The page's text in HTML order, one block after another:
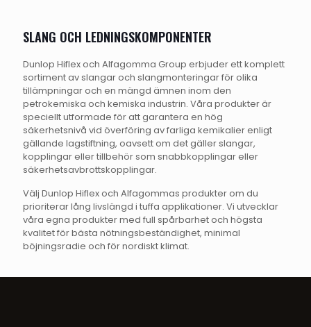
SLANG OCH LEDNINGSKOMPONENTER
Dunlop Hiflex och Alfagomma Group erbjuder ett komplett
sortiment av slangar och slangmonteringar för olika
tillämpningar och en mängd ämnen inom den
petrokemiska och kemiska industrin. Våra produkter är
speciellt utformade för att garantera en hög
säkerhetsnivå vid överföring av farliga kemikalier enligt
gällande lagstiftning, oavsett om det gäller slangar,
kopplingar eller tillbehör som snabbkopplingar eller
säkerhetsavbrottskopplingar.
Välj Dunlop Hiflex och Alfagommas produkter om du
prioriterar lång livslängd i tuffa applikationer. Vi utvecklar
våra egna produkter med full spårbarhet och högsta
kvalitet för bästa nötningsbeständighet, minimal
böjningsradie och för nordiskt klimat.